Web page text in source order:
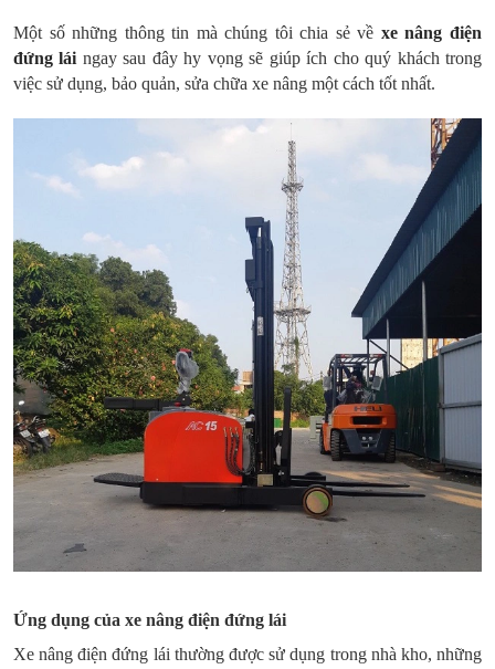
Một số những thông tin mà chúng tôi chia sẻ về xe nâng điện
đứng lái ngay sau đây hy vọng sẽ giúp ích cho quý khách trong
việc sử dụng, bảo quản, sửa chữa xe nâng một cách tốt nhất.
Ứng dụng của xe nâng điện đứng lái
Xe nâng điện đứng lái thường được sử dụng trong nhà kho, những